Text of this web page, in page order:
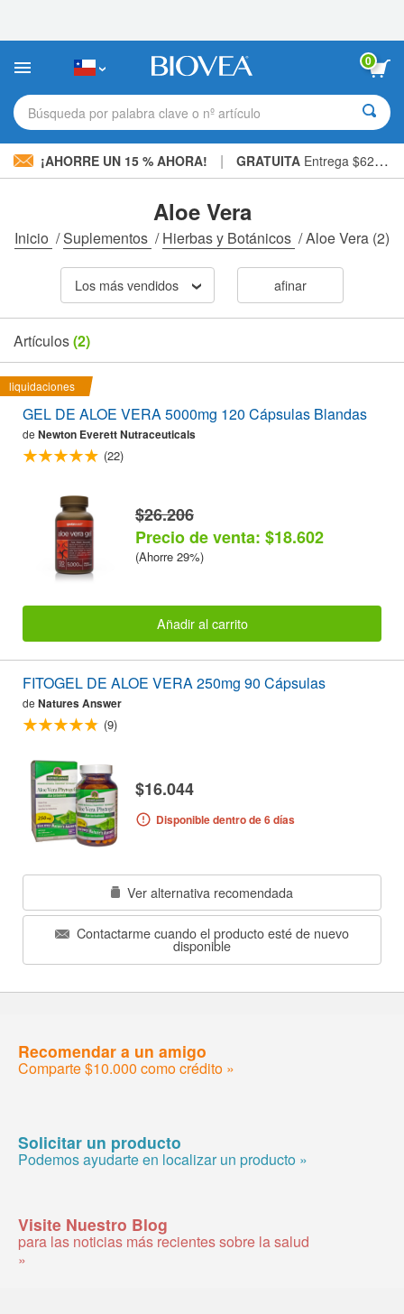
sitio
incluye
sistema
de
0
Búsqueda por palabra clave o nº artículo
¡AHORRE UN 15 % AHORA! | GRATUITA Entrega $62.700 »
Aloe Vera
Inicio /Suplementos /Hierbas y Botánicos /Aloe Vera (2)
Los más vendidos afinar
Artículos(2)
liquidaciones
GEL DE ALOE VERA 5000mg 120 Cápsulas Blandas
de Newton Everett Nutraceuticals
(22)
$26.206
Precio de venta: $18.602
(Ahorre 29%)
Añadir al carrito
FITOGEL DE ALOE VERA 250mg 90 Cápsulas
de Natures Answer
(9)
$16.044
Disponible dentro de 6 días
Ver alternativa recomendada
Contactarme cuando el producto esté de nuevo
disponible
Recomendar a un amigo
Comparte $10.000 como crédito »
Solicitar un producto
Podemos ayudarte en localizar un producto »
Visite Nuestro Blog
para las noticias más recientes sobre la salud
»